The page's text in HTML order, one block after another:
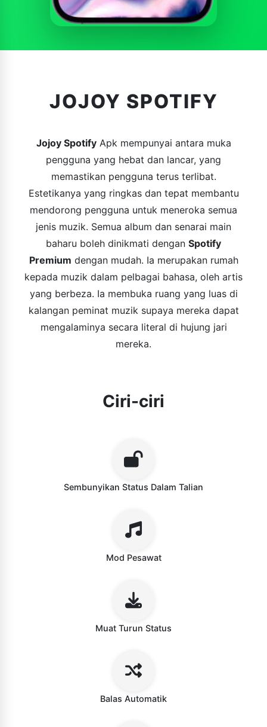
JOJOY SPOTIFY
Jojoy SpotifyApk mempunyai antara muka
pengguna yang hebat dan lancar, yang
memastikan pengguna terus terlibat.
Estetikanya yang ringkas dan tepat membantu
mendorong pengguna untuk meneroka semua
jenis muzik. Semua album dan senarai main
baharu boleh dinikmati dengan Spotify
Premium dengan mudah. ​​Ia merupakan rumah
kepada muzik dalam pelbagai bahasa, oleh artis
yang berbeza. Ia membuka ruang yang luas di
kalangan peminat muzik supaya mereka dapat
mengalaminya secara literal di hujung jari
mereka.
Ciri-ciri
Sembunyikan Status Dalam Talian
Mod Pesawat
Muat Turun Status
Balas Automatik